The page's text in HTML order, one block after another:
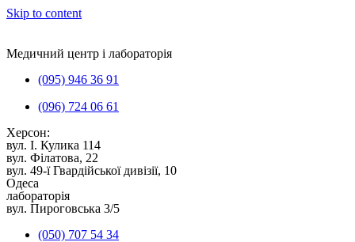
Skip to content
Медичний центр і лабораторія
(095) 946 36 91
(096) 724 06 61
Херсон:
вул. I. Кулика 114
вул. Філатова, 22
вул. 49-ї Гвардійської дивізії, 10
Одеса
лабораторія
вул. Пироговська 3/5
(050) 707 54 34